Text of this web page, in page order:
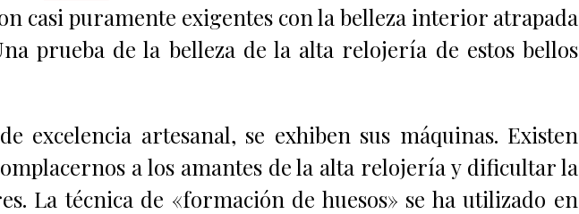
casi puramente exigentes con la belleza interior atrapada
prueba de la belleza de la alta relojería de estos bellos
excelencia artesanal, se exhiben sus máquinas. Existen
a los amantes de la alta relojería y dificultar la
La técnica de «formación de huesos» se ha utilizado en